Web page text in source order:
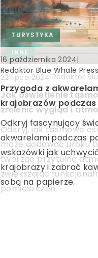
TURYSTYKA
18 grudnia 2024|Redaktor
Czy warto wybrać
na wakacyjny
jeziorem?
Odkryj zalety domków
jako idealnej opcji na
nad jeziorem. Poznaj,
atrakcje oferują i
TURYSTYKA
16 października 2024|
Redaktor Blue Whale Press
Przygoda z
krajobrazów
Odkryj fascynujący
akwarelami podczas
wskazówki jak
krajobrazy i zabrać
sobą na papierze.
INNE
22 lipca 2024|Redaktor
Jak oświetlenie
zmienić wygląd i
Odkryj, jak taśmowe
może dodawać uroku
tworząc przytulną
zwiększając
pomieszczeń.